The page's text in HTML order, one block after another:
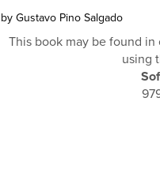
by Gustavo Pino Salgado
This book may be found
using